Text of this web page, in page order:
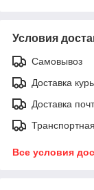
Условия
Самовывоз
Доставка
Доставка
Все условия